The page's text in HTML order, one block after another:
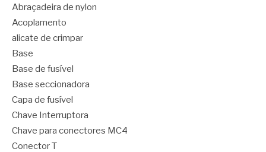
Abraçadeira de nylon
Acoplamento
alicate de crimpar
Base
Base de fusível
Base seccionadora
Capa de fusível
Chave Interruptora
Chave para conectores MC4
Conector T